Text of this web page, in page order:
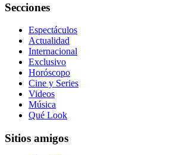
Secciones
Espectáculos
Actualidad
Internacional
Exclusivo
Horóscopo
Cine y Series
Videos
Música
Qué Look
Sitios amigos